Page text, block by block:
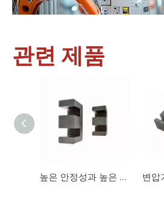
산업 제어
산업 제어 분야에서 인덕터와 변압
관련 제품
높은 안정성과 높은 포화도를 갖춘 충전기용 자기 코어 EE1312 페라이트 코어